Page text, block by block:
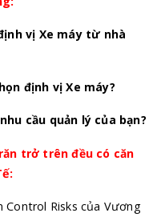
vị Xe máy từ nhà
định vị Xe máy?
cầu quản lý của bạn?
trở trên đều có căn
Risks của Vương